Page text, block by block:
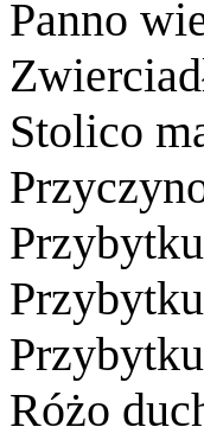
Panno
Stolico
Różo